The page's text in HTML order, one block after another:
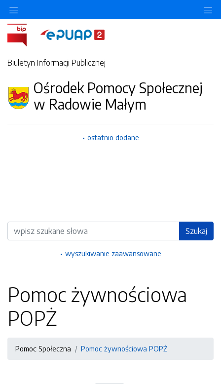
Biuletyn Informacji Publicznej
Ośrodek Pomocy Społecznej
w Radowie Małym
ostatnio dodane
Wyszukiwarka Szukaj
wyszukiwanie zaawansowane
Pomoc żywnościowa
POPŻ
Pomoc Społeczna Pomoc żywnościowa POPŻ